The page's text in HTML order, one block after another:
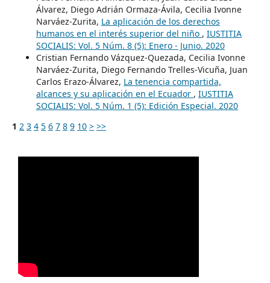
Álvarez, Diego Adrián Ormaza-Ávila, Cecilia Ivonne
Narváez-Zurita, La aplicación de los derechos
humanos en el interés superior del niño , IUSTITIA
SOCIALIS: Vol. 5 Núm. 8 (5): Enero - Junio. 2020
Cristian Fernando Vázquez-Quezada, Cecilia Ivonne
Narváez-Zurita, Diego Fernando Trelles-Vicuña, Juan
Carlos Erazo-Álvarez, La tenencia compartida,
alcances y su aplicación en el Ecuador , IUSTITIA
SOCIALIS: Vol. 5 Núm. 1 (5): Edición Especial. 2020
1 2 3 4 5 6 7 8 9 10 > >>